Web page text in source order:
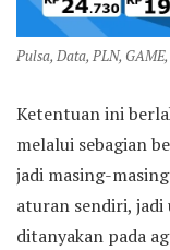
Pulsa, Data, PLN,
Ketentuan ini
melalui sebagian
jadi masing-
aturan sendiri,
ditanyakan pada